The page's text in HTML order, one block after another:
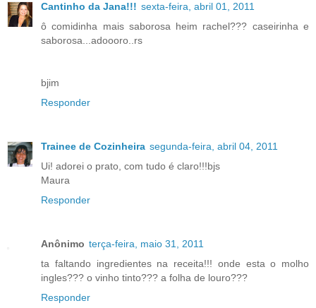
Cantinho da Jana!!! sexta-feira, abril 01, 2011
ô comidinha mais saborosa heim rachel??? caseirinha e
saborosa...adoooro..rs
bjim
Responder
Trainee de Cozinheira segunda-feira, abril 04, 2011
Ui! adorei o prato, com tudo é claro!!!bjs
Maura
Responder
Anônimo terça-feira, maio 31, 2011
ta faltando ingredientes na receita!!! onde esta o molho
ingles??? o vinho tinto??? a folha de louro???
Responder